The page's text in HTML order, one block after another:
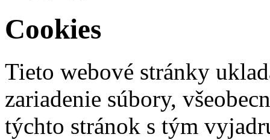
Cookies
Tieto webové stránky
zariadenie súbory,
týchto stránok s tým